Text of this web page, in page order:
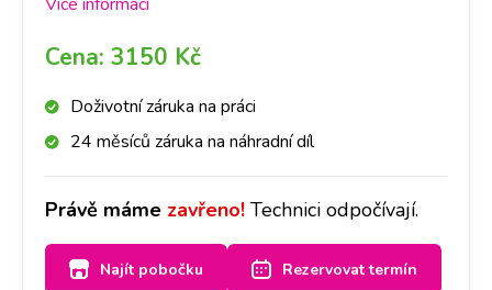
s Vámi spojíme a domluvíme se na dalším postupu a
ceně opravy.
Cena: 3150 Kč
Doživotní záruka na práci
24 měsíců záruka na náhradní díl
Právě máme zavřeno! Technici odpočívají.
Najít pobočku Rezervovat termín